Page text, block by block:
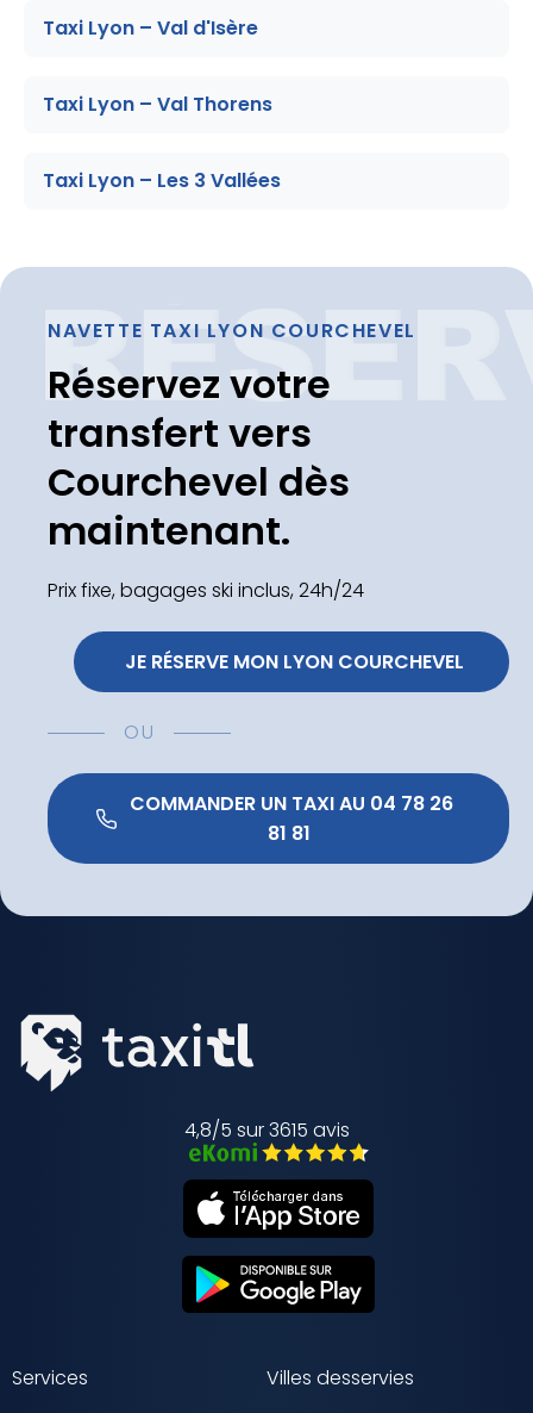
Taxi Lyon – Val d'Isère
Taxi Lyon – Val Thorens
Taxi Lyon – Les 3 Vallées
NAVETTE TAXI LYON COURCHEVEL
Réservez votre
transfert vers
Courchevel dès
maintenant.
Prix fixe, bagages ski inclus, 24h/24
JE RÉSERVE MON LYON COURCHEVEL
OU
COMMANDER UN TAXI AU 04 78 26
4,8/5 sur 3615 avis
Services
Villes desservies